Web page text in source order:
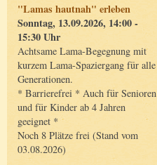
"Lamas hautnah" erleben
Sonntag, 13.09.2026, 14:00 -
15:30 Uhr
Achtsame Lama-Begegnung mit
kurzem Lama-Spaziergang für alle
Generationen.
* Barrierefrei * Auch für Senioren
und für Kinder ab 4 Jahren
geeignet *
Noch 8 Plätze frei (Stand vom
03.08.2026)